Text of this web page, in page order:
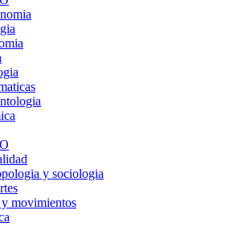
y sociologia
y movimientos